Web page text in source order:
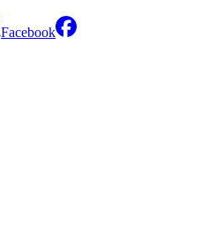
Facebook